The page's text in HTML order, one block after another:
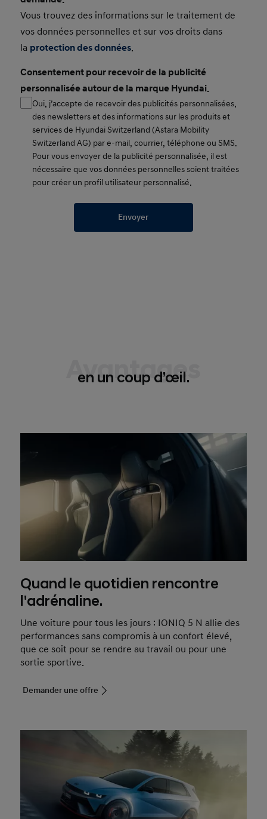
Vous trouvez des informations sur le traitement de
vos données personnelles et sur vos droits dans
la protection des données.
Consentement pour recevoir de la publicité
personnalisée autour de la marque Hyundai.
Oui, j’accepte de recevoir des publicités personnalisées,
des newsletters et des informations sur les produits et
services de Hyundai Switzerland (Astara Mobility
Switzerland AG) par e-mail, courrier, téléphone ou SMS.
Pour vous envoyer de la publicité personnalisée, il est
nécessaire que vos données personnelles soient traitées
pour créer un profil utilisateur personnalisé.
Envoyer
Avantages
en un coup d’œil.
Quand le quotidien rencontre
l'adrénaline.
Une voiture pour tous les jours : IONIQ 5 N allie des
performances sans compromis à un confort élevé,
que ce soit pour se rendre au travail ou pour une
sortie sportive.
Demander une offre